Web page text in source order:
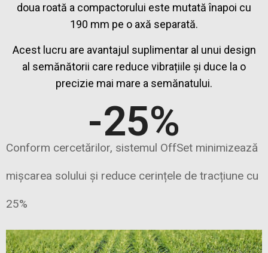
doua roată a compactorului este mutată înapoi cu
190 mm pe o axă separată.
Acest lucru are avantajul suplimentar al unui design
al semănătorii care reduce vibrațiile și duce la o
precizie mai mare a semănatului.
-25%
Conform cercetărilor, sistemul OffSet minimizează
mișcarea solului și reduce cerințele de tracțiune cu
25%